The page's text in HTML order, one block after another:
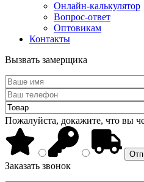
Онлайн-калькулятор
Вопрос-ответ
Оптовикам
Контакты
Вызвать замерщика
Пожалуйста, докажите, что вы
Заказать звонок